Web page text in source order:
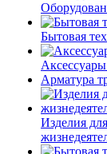
Бытовая
Арматура
Изделия